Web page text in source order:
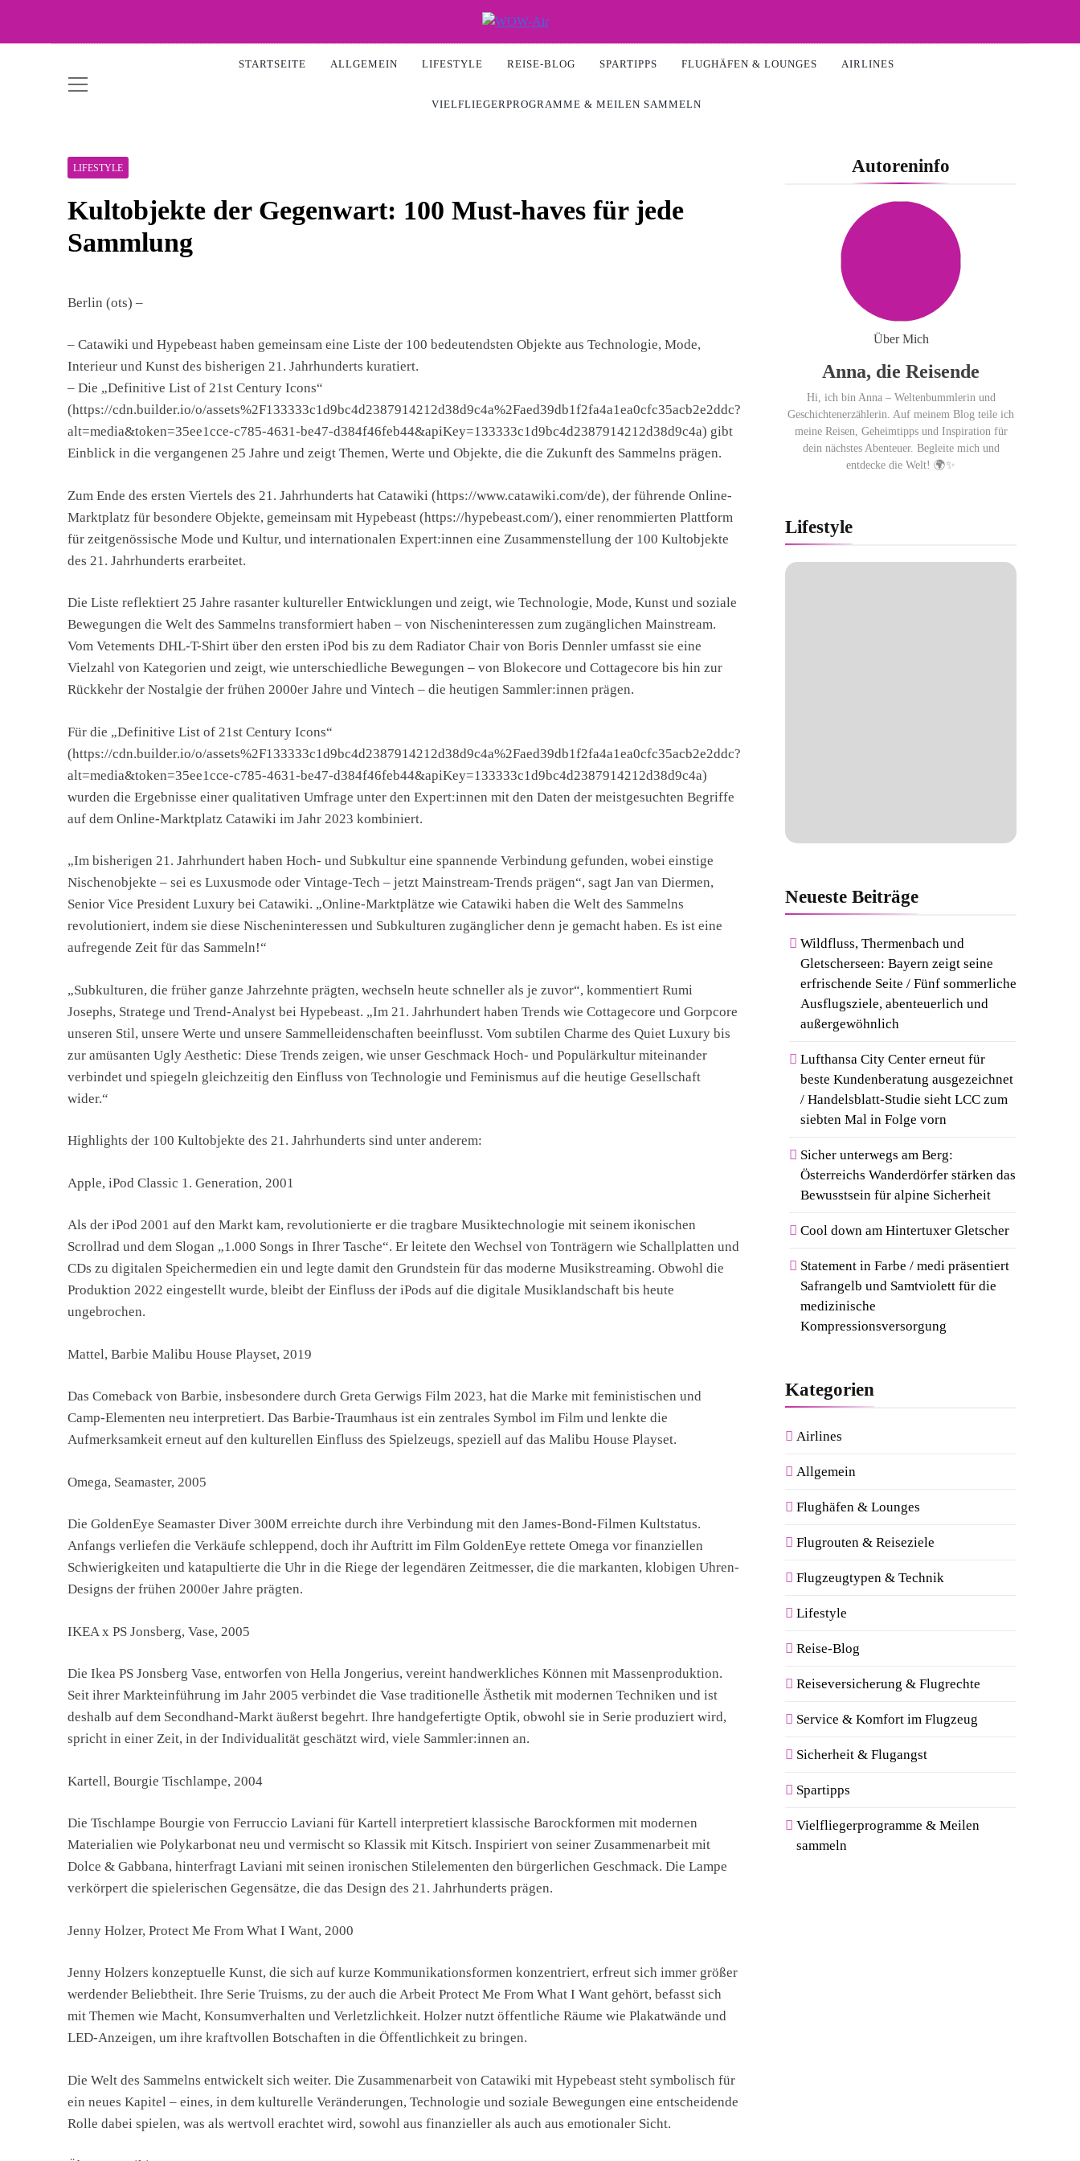
content
WOW-Air
STARTSEITE ALLGEMEIN LIFESTYLE REISE-BLOG SPARTIPPS FLUGHÄFEN & LOUNGES AIRLINES
VIELFLIEGERPROGRAMME & MEILEN SAMMELN
LIFESTYLE
Kultobjekte der Gegenwart: 100 Must-haves für jede
Sammlung
Berlin (ots) –
– Catawiki und Hypebeast haben gemeinsam eine Liste der 100 bedeutendsten Objekte aus Technologie, Mode,
Interieur und Kunst des bisherigen 21. Jahrhunderts kuratiert.
– Die „Definitive List of 21st Century Icons“
(https://cdn.builder.io/o/assets%2F133333c1d9bc4d2387914212d38d9c4a%2Faed39db1f2fa4a1ea0cfc35acb2e2ddc?
alt=media&token=35ee1cce-c785-4631-be47-d384f46feb44&apiKey=133333c1d9bc4d2387914212d38d9c4a) gibt
Einblick in die vergangenen 25 Jahre und zeigt Themen, Werte und Objekte, die die Zukunft des Sammelns prägen.
Zum Ende des ersten Viertels des 21. Jahrhunderts hat Catawiki (https://www.catawiki.com/de), der führende Online-
Marktplatz für besondere Objekte, gemeinsam mit Hypebeast (https://hypebeast.com/), einer renommierten Plattform
für zeitgenössische Mode und Kultur, und internationalen Expert:innen eine Zusammenstellung der 100 Kultobjekte
des 21. Jahrhunderts erarbeitet.
Die Liste reflektiert 25 Jahre rasanter kultureller Entwicklungen und zeigt, wie Technologie, Mode, Kunst und soziale
Bewegungen die Welt des Sammelns transformiert haben – von Nischeninteressen zum zugänglichen Mainstream.
Vom Vetements DHL-T-Shirt über den ersten iPod bis zu dem Radiator Chair von Boris Dennler umfasst sie eine
Vielzahl von Kategorien und zeigt, wie unterschiedliche Bewegungen – von Blokecore und Cottagecore bis hin zur
Rückkehr der Nostalgie der frühen 2000er Jahre und Vintech – die heutigen Sammler:innen prägen.
Für die „Definitive List of 21st Century Icons“
(https://cdn.builder.io/o/assets%2F133333c1d9bc4d2387914212d38d9c4a%2Faed39db1f2fa4a1ea0cfc35acb2e2ddc?
alt=media&token=35ee1cce-c785-4631-be47-d384f46feb44&apiKey=133333c1d9bc4d2387914212d38d9c4a)
wurden die Ergebnisse einer qualitativen Umfrage unter den Expert:innen mit den Daten der meistgesuchten Begriffe
auf dem Online-Marktplatz Catawiki im Jahr 2023 kombiniert.
„Im bisherigen 21. Jahrhundert haben Hoch- und Subkultur eine spannende Verbindung gefunden, wobei einstige
Nischenobjekte – sei es Luxusmode oder Vintage-Tech – jetzt Mainstream-Trends prägen“, sagt Jan van Diermen,
Senior Vice President Luxury bei Catawiki. „Online-Marktplätze wie Catawiki haben die Welt des Sammelns
revolutioniert, indem sie diese Nischeninteressen und Subkulturen zugänglicher denn je gemacht haben. Es ist eine
aufregende Zeit für das Sammeln!“
„Subkulturen, die früher ganze Jahrzehnte prägten, wechseln heute schneller als je zuvor“, kommentiert Rumi
Josephs, Stratege und Trend-Analyst bei Hypebeast. „Im 21. Jahrhundert haben Trends wie Cottagecore und Gorpcore
unseren Stil, unsere Werte und unsere Sammelleidenschaften beeinflusst. Vom subtilen Charme des Quiet Luxury bis
zur amüsanten Ugly Aesthetic: Diese Trends zeigen, wie unser Geschmack Hoch- und Populärkultur miteinander
verbindet und spiegeln gleichzeitig den Einfluss von Technologie und Feminismus auf die heutige Gesellschaft
wider.“
Highlights der 100 Kultobjekte des 21. Jahrhunderts sind unter anderem:
Apple, iPod Classic 1. Generation, 2001
Als der iPod 2001 auf den Markt kam, revolutionierte er die tragbare Musiktechnologie mit seinem ikonischen
Scrollrad und dem Slogan „1.000 Songs in Ihrer Tasche“. Er leitete den Wechsel von Tonträgern wie Schallplatten und
CDs zu digitalen Speichermedien ein und legte damit den Grundstein für das moderne Musikstreaming. Obwohl die
Produktion 2022 eingestellt wurde, bleibt der Einfluss der iPods auf die digitale Musiklandschaft bis heute
ungebrochen.
Mattel, Barbie Malibu House Playset, 2019
Das Comeback von Barbie, insbesondere durch Greta Gerwigs Film 2023, hat die Marke mit feministischen und
Camp-Elementen neu interpretiert. Das Barbie-Traumhaus ist ein zentrales Symbol im Film und lenkte die
Aufmerksamkeit erneut auf den kulturellen Einfluss des Spielzeugs, speziell auf das Malibu House Playset.
Omega, Seamaster, 2005
Die GoldenEye Seamaster Diver 300M erreichte durch ihre Verbindung mit den James-Bond-Filmen Kultstatus.
Anfangs verliefen die Verkäufe schleppend, doch ihr Auftritt im Film GoldenEye rettete Omega vor finanziellen
Schwierigkeiten und katapultierte die Uhr in die Riege der legendären Zeitmesser, die die markanten, klobigen Uhren-
Designs der frühen 2000er Jahre prägten.
IKEA x PS Jonsberg, Vase, 2005
Die Ikea PS Jonsberg Vase, entworfen von Hella Jongerius, vereint handwerkliches Können mit Massenproduktion.
Seit ihrer Markteinführung im Jahr 2005 verbindet die Vase traditionelle Ästhetik mit modernen Techniken und ist
deshalb auf dem Secondhand-Markt äußerst begehrt. Ihre handgefertigte Optik, obwohl sie in Serie produziert wird,
spricht in einer Zeit, in der Individualität geschätzt wird, viele Sammler:innen an.
Kartell, Bourgie Tischlampe, 2004
Die Tischlampe Bourgie von Ferruccio Laviani für Kartell interpretiert klassische Barockformen mit modernen
Materialien wie Polykarbonat neu und vermischt so Klassik mit Kitsch. Inspiriert von seiner Zusammenarbeit mit
Dolce & Gabbana, hinterfragt Laviani mit seinen ironischen Stilelementen den bürgerlichen Geschmack. Die Lampe
verkörpert die spielerischen Gegensätze, die das Design des 21. Jahrhunderts prägen.
Jenny Holzer, Protect Me From What I Want, 2000
Jenny Holzers konzeptuelle Kunst, die sich auf kurze Kommunikationsformen konzentriert, erfreut sich immer größer
werdender Beliebtheit. Ihre Serie Truisms, zu der auch die Arbeit Protect Me From What I Want gehört, befasst sich
mit Themen wie Macht, Konsumverhalten und Verletzlichkeit. Holzer nutzt öffentliche Räume wie Plakatwände und
LED-Anzeigen, um ihre kraftvollen Botschaften in die Öffentlichkeit zu bringen.
Die Welt des Sammelns entwickelt sich weiter. Die Zusammenarbeit von Catawiki mit Hypebeast steht symbolisch für
ein neues Kapitel – eines, in dem kulturelle Veränderungen, Technologie und soziale Bewegungen eine entscheidende
Rolle dabei spielen, was als wertvoll erachtet wird, sowohl aus finanzieller als auch aus emotionaler Sicht.
Autoreninfo
Über Mich
Anna, die Reisende
Hi, ich bin Anna – Weltenbummlerin und
Geschichtenerzählerin. Auf meinem Blog teile ich
meine Reisen, Geheimtipps und Inspiration für
dein nächstes Abenteuer. Begleite mich und
entdecke die Welt! 🌍✨
Lifestyle
Neueste Beiträge
Wildfluss, Thermenbach und
Gletscherseen: Bayern zeigt seine
erfrischende Seite / Fünf sommerliche
Ausflugsziele, abenteuerlich und
außergewöhnlich
Lufthansa City Center erneut für
beste Kundenberatung ausgezeichnet
/ Handelsblatt-Studie sieht LCC zum
siebten Mal in Folge vorn
Sicher unterwegs am Berg:
Österreichs Wanderdörfer stärken das
Bewusstsein für alpine Sicherheit
Cool down am Hintertuxer Gletscher
Statement in Farbe / medi präsentiert
Safrangelb und Samtviolett für die
medizinische
Kompressionsversorgung
Kategorien
Airlines
Allgemein
Flughäfen & Lounges
Flugrouten & Reiseziele
Flugzeugtypen & Technik
Lifestyle
Reise-Blog
Reiseversicherung & Flugrechte
Service & Komfort im Flugzeug
Sicherheit & Flugangst
Spartipps
Vielfliegerprogramme & Meilen
sammeln